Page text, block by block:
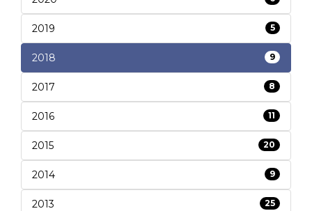
2019 5
2018 9
2017 8
2016 11
2015 20
2014 9
2013 25